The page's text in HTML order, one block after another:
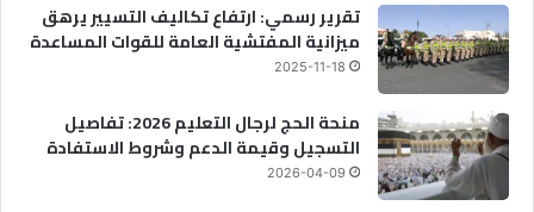
تقرير رسمي: ارتفاع تكاليف التسيير يرهق
ميزانية المفتشية العامة للقوات المساعدة
2025-11-18
منحة الحج لرجال التعليم 2026: تفاصيل
التسجيل وقيمة الدعم وشروط الاستفادة
2026-04-09